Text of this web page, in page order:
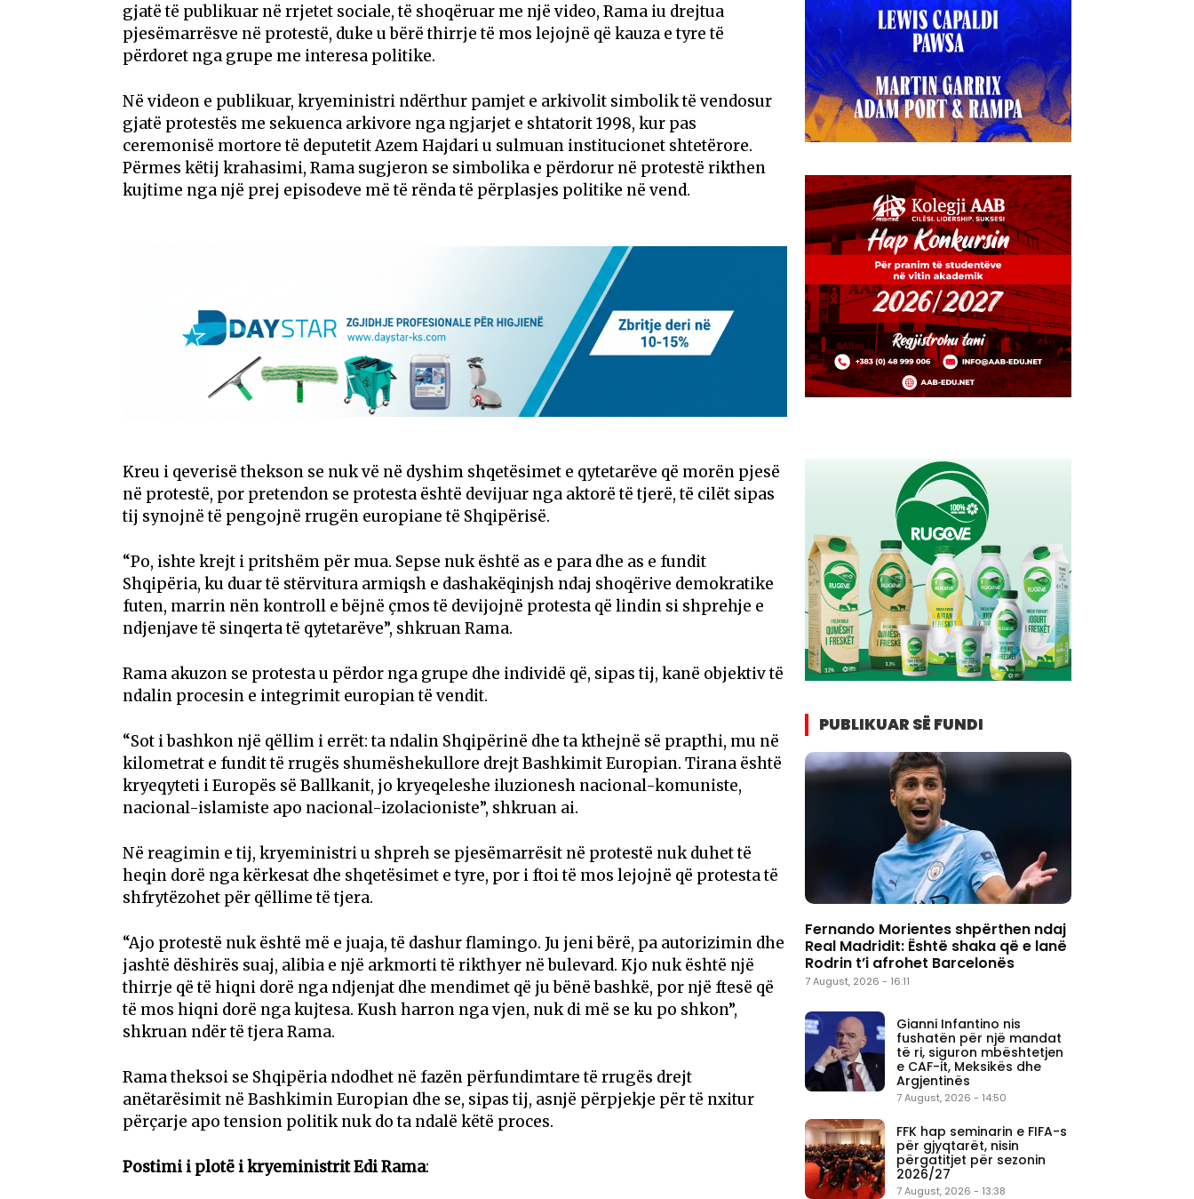
gjatë të publikuar në rrjetet sociale, të shoqëruar me një video, Rama iu drejtua
pjesëmarrësve në protestë, duke u bërë thirrje të mos lejojnë që kauza e tyre të
përdoret nga grupe me interesa politike.
Në videon e publikuar, kryeministri ndërthur pamjet e arkivolit simbolik të vendosur
gjatë protestës me sekuenca arkivore nga ngjarjet e shtatorit 1998, kur pas
ceremonisë mortore të deputetit Azem Hajdari u sulmuan institucionet shtetërore.
Përmes këtij krahasimi, Rama sugjeron se simbolika e përdorur në protestë rikthen
kujtime nga një prej episodeve më të rënda të përplasjes politike në vend.
Kreu i qeverisë thekson se nuk vë në dyshim shqetësimet e qytetarëve që morën pjesë
në protestë, por pretendon se protesta është devijuar nga aktorë të tjerë, të cilët sipas
tij synojnë të pengojnë rrugën europiane të Shqipërisë.
“Po, ishte krejt i pritshëm për mua. Sepse nuk është as e para dhe as e fundit
Shqipëria, ku duar të stërvitura armiqsh e dashakëqinjsh ndaj shoqërive demokratike
futen, marrin nën kontroll e bëjnë çmos të devijojnë protesta që lindin si shprehje e
ndjenjave të sinqerta të qytetarëve”, shkruan Rama.
Rama akuzon se protesta u përdor nga grupe dhe individë që, sipas tij, kanë objektiv të
ndalin procesin e integrimit europian të vendit.
“Sot i bashkon një qëllim i errët: ta ndalin Shqipërinë dhe ta kthejnë së prapthi, mu në
kilometrat e fundit të rrugës shumëshekullore drejt Bashkimit Europian. Tirana është
kryeqyteti i Europës së Ballkanit, jo kryeqeleshe iluzionesh nacional-komuniste,
nacional-islamiste apo nacional-izolacioniste”, shkruan ai.
Në reagimin e tij, kryeministri u shpreh se pjesëmarrësit në protestë nuk duhet të
heqin dorë nga kërkesat dhe shqetësimet e tyre, por i ftoi të mos lejojnë që protesta të
shfrytëzohet për qëllime të tjera.
“Ajo protestë nuk është më e juaja, të dashur flamingo. Ju jeni bërë, pa autorizimin dhe
jashtë dëshirës suaj, alibia e një arkmorti të rikthyer në bulevard. Kjo nuk është një
thirrje që të hiqni dorë nga ndjenjat dhe mendimet që ju bënë bashkë, por një ftesë që
të mos hiqni dorë nga kujtesa. Kush harron nga vjen, nuk di më se ku po shkon”,
shkruan ndër të tjera Rama.
Rama theksoi se Shqipëria ndodhet në fazën përfundimtare të rrugës drejt
anëtarësimit në Bashkimin Europian dhe se, sipas tij, asnjë përpjekje për të nxitur
përçarje apo tension politik nuk do ta ndalë këtë proces.
Postimi i plotë i kryeministrit Edi Rama:
PUBLIKUAR SË FUNDI
Fernando Morientes shpërthen ndaj
Real Madridit: Është shaka që e lanë
Rodrin t’i afrohet Barcelonës
7 August, 2026 - 16:11
Gianni Infantino nis
fushatën për një mandat
të ri, siguron mbështetjen
e CAF-it, Meksikës dhe
Argjentinës
7 August, 2026 - 14:50
FFK hap seminarin e FIFA-s
për gjyqtarët, nisin
përgatitjet për sezonin
2026/27
7 August, 2026 - 13:38